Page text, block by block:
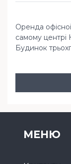
Оренда
самому центрі
Будинок
МЕНЮ